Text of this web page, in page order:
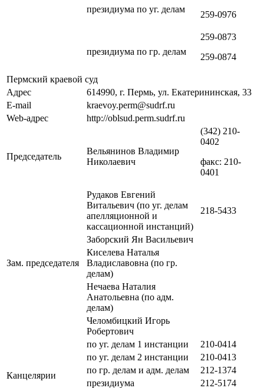
президиума по уг. делам
259-0976
президиума по гр. делам
259-0873
259-0874
Пермский краевой суд
Адрес
614990, г. Пермь, ул. Екатерининская, 33
E-mail
kraevoy.perm@sudrf.ru
Web-адрес
http://oblsud.perm.sudrf.ru
Председатель
Вельянинов Владимир
Николаевич
(342) 210-
0402
факс: 210-
0401
Зам. председателя
Рудаков Евгений
Витальевич (по уг. делам
апелляционной и
кассационной инстанций)
218-5433
Заборский Ян Васильевич
Киселева Наталья
Владиславовна (по гр.
делам)
Нечаева Наталия
Анатольевна (по адм.
делам)
Челомбицкий Игорь
Робертович
Канцелярии
по уг. делам 1 инстанции
210-0414
по уг. делам 2 инстанции
210-0413
по гр. делам и адм. делам
212-1374
президиума
212-5174